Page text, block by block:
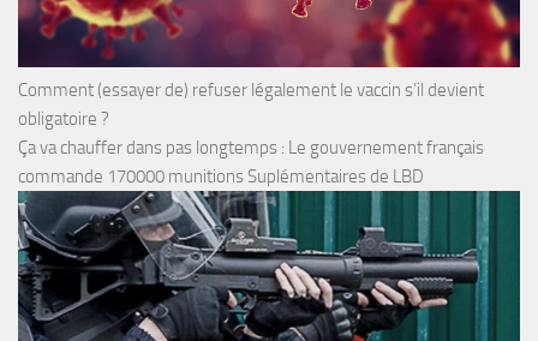
Comment (essayer de) refuser légalement le vaccin s’il devient
obligatoire ?
Ça va chauffer dans pas longtemps : Le gouvernement français
commande 170000 munitions Suplémentaires de LBD